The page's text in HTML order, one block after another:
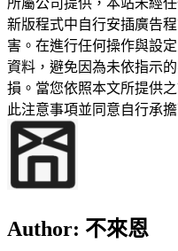
所屬公司提供，本站未經
新版程式中自行安插廣告
害。在進行任何操作與設
資料，避免因為未依指示
損。當您依照本文所提供
此注意事項並同意自行承
Author: 不來恩